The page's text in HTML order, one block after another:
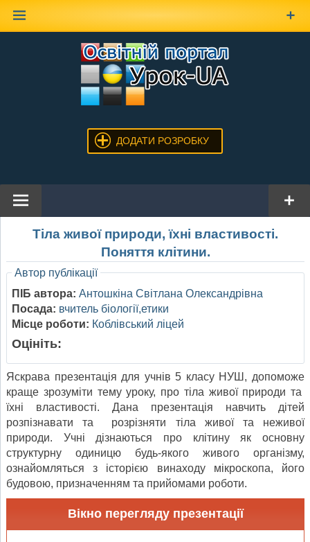
ДОДАТИ РОЗРОБКУ
Тіла живої природи, їхні властивості.
Поняття клітини.
Автор публікації
ПІБ автора: Антошкіна Світлана Олександрівна
Посада: вчитель біології,етики
Місце роботи: Коблівський ліцей
Оцініть:
Яскрава презентація для учнів 5 класу НУШ, допоможе
краще зрозуміти тему уроку, про тіла живої природи та
їхні властивості. Дана презентація навчить дітей
розпізнавати та розрізняти тіла живої та неживої
природи. Учні дізнаються про клітину як основну
структурну одиницю будь-якого живого організму,
ознайомляться з історією винаходу мікроскопа, його
будовою, призначенням та прийомами роботи.
Вікно перегляду презентації